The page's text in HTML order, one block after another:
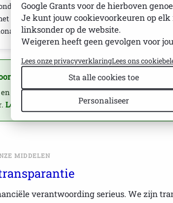
naar Sjögren
wetenschappers en
specialisten
Sjögren, zodat
diagnose en
vrijwilligers
ervaringsdeskundigen vormen de
Lees hoe je vrijwilliger wordt.
MIDDELEN
verantwoording serieus. We zijn
Google Grants voor de hierboven
Je kunt jouw cookievoorkeuren op
linksonder op de website.
Weigeren heeft geen gevolgen voor
Lees onze privacyverklaringLees ons
Sta alle cookies toe
Personaliseer